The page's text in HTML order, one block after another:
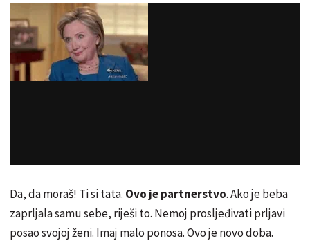
Da, da moraš! Ti si tata. Ovo je partnerstvo. Ako je beba
zaprljala samu sebe, riješi to. Nemoj prosljeđivati prljavi
posao svojoj ženi. Imaj malo ponosa. Ovo je novo doba.